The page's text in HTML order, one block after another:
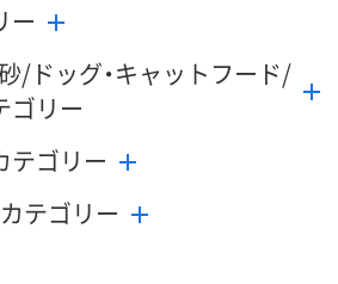
ー
/ドッグ・キャットフード/
ゴリー
テゴリー
テゴリー